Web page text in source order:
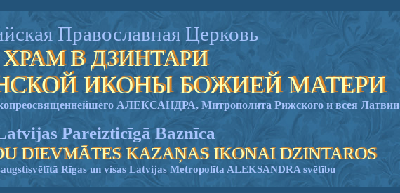
Православная Церковь
ХРАМ В ДЗИНТАРИ
ИКОНЫ БОЖИЕЙ МАТЕРИ
АЛЕКСАНДРА, Митрополита Рижского и всея Латвии
Pareizticīgā Baznīca
DIEVMĀTES KAZAŅAS IKONAI DZINTAROS
Rīgas un visas Latvijas Metropolīta ALEKSANDRA svētību